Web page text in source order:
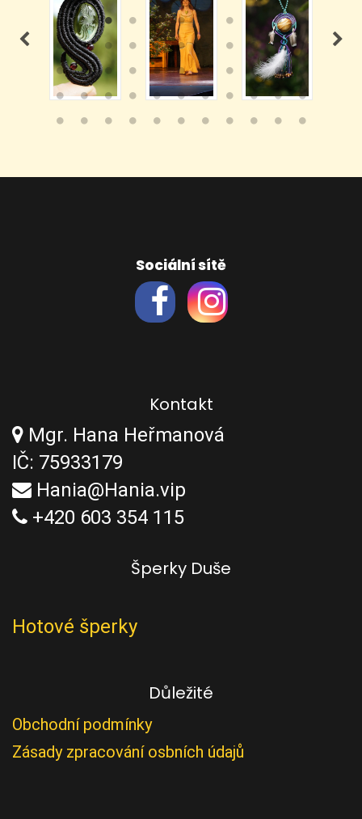
Sociální sítě
Kontakt
Mgr. Hana Heřmanová
IČ: 75933179
Hania@Hania.vip
+420 603 354 115
Šperky Duše
Hotové šperky
Důležité
Obchodní podmínky
Zásady zpracování osbních údajů